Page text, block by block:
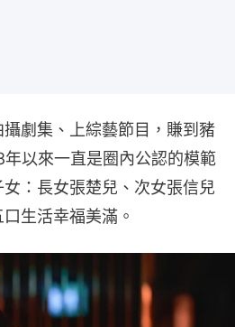
劇集、上綜藝節目，賺到豬
以來一直是圈內公認的模範
：長女張楚兒、次女張信兒
生活幸福美滿。